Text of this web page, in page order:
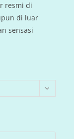
resmi di
di luar
sensasi